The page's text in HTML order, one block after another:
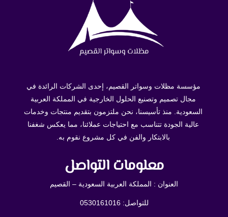
مؤسسة مظلات وسواتر القصيم، إحدى الشركات الرائدة في
مجال تصميم وتصنيع الحلول الخارجية في المملكة العربية
السعودية. منذ تأسيسنا، نحن ملتزمون بتقديم منتجات وخدمات
عالية الجودة تتناسب مع احتياجات عملائنا، مما يعكس شغفنا
بالابتكار والفن في كل مشروع نقوم به.
معلومات التواصل
العنوان : المملكة العربية السعودية – القصيم
للتواصل: ⁦0530161016